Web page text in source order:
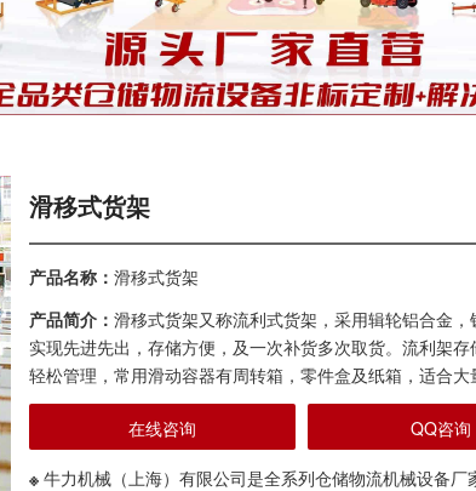
滑移式货架
产品名称： 滑移式货架
产品简介： 滑移式货架又称流利式货架，采用辑轮铝合金
实现先进先出，存储方便，及一次补货多次取货。流利架
轻松管理，常用滑动容器有周转箱，零件盒及纸箱，适合大
在线咨询 QQ咨询
※ 牛力机械（上海）有限公司是全系列仓储物流机械设备